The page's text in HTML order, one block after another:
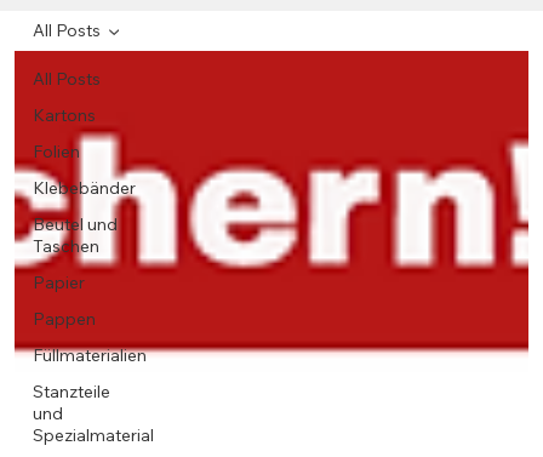
All Posts
Kartons
Folien
Klebebänder
Beutel und
Taschen
Papier
Pappen
Füllmaterialien
Stanzteile
und
Spezialmaterial
All Posts